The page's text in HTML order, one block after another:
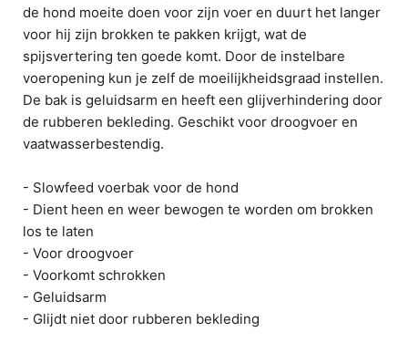
de hond moeite doen voor zijn voer en duurt het langer
voor hij zijn brokken te pakken krijgt, wat de
spijsvertering ten goede komt. Door de instelbare
voeropening kun je zelf de moeilijkheidsgraad instellen.
De bak is geluidsarm en heeft een glijverhindering door
de rubberen bekleding. Geschikt voor droogvoer en
vaatwasserbestendig.
- Slowfeed voerbak voor de hond
- Dient heen en weer bewogen te worden om brokken
los te laten
- Voor droogvoer
- Voorkomt schrokken
- Geluidsarm
- Glijdt niet door rubberen bekleding